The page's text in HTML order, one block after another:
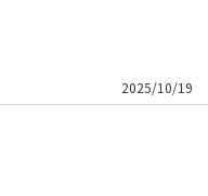
2025/10/19